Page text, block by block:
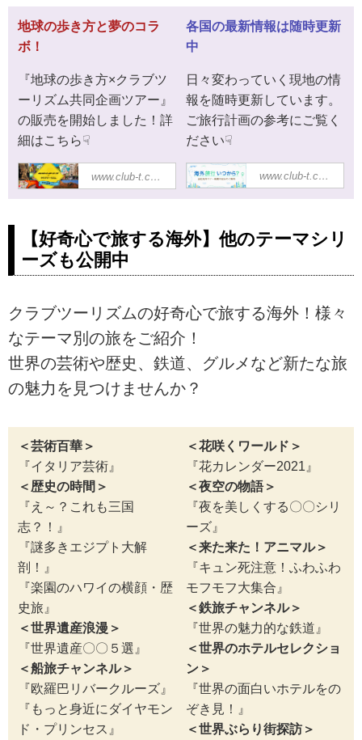
ツアー情報から観光地の情報を
発信いたします！
クラブツーリズムでは、海外ツア
ーの販売を再開しました！お待た
せいたしました。渡航が可能にな
す。
地球の歩き方と夢のコラ
ボ！
『地球の歩き方×クラブツ
ーリズム共同企画ツアー』
の販売を開始しました！詳
細はこちら☟
地球の歩き方×ク
ラブツーリズム
外ツアー│クラ
ブツーリズム
クラブツーリズム
ボ企画『地球の歩
き方×クラブツー
リズム共同企画ツ
アー』海外ツアー
のご案内。個人で
は訪れることが難
しいスポットや歴
ざる聖地めぐりな
ど、ひと味違った
旅をご案内しま
す。『地球の歩き
方×クラブツーリ
ズム共同企画ツア
ー』で新しい旅を
か？
www.club-t.com
各国の最新情報は随時更新
中
日々変わっていく現地の情
報を随時更新しています。
ご旅行計画の参考にご覧く
ださい☟
海外旅行いつか
ら行ける？海外
ツーリズム
海外旅行はいつか
安心して海外旅行
を楽しめる日を期
www.club-t.com
【好奇心で旅する海外】他のテーマシリ
ーズも公開中
クラブツーリズムの好奇心で旅する海外！様々
なテーマ別の旅をご紹介！
世界の芸術や歴史、鉄道、グルメなど新たな旅
の魅力を見つけませんか？
＜芸術百華＞
『イタリア芸術』
＜歴史の時間＞
『え～？これも三国
志？！』
『謎多きエジプト大解
剖！』
『楽園のハワイの横顔・歴
史旅』
＜世界遺産浪漫＞
『世界遺産〇〇５選』
＜船旅チャンネル＞
『欧羅巴リバークルーズ』
『もっと身近にダイヤモン
ド・プリンセス』
＜花咲くワールド＞
『花カレンダー2021』
＜夜空の物語＞
『夜を美しくする〇〇シリ
ーズ』
＜来た来た！アニマル＞
『キュン死注意！ふわふわ
モフモフ大集合』
＜鉄旅チャンネル＞
『世界の魅力的な鉄道』
＜世界のホテルセレクショ
ン＞
『世界の面白いホテルをの
ぞき見！』
＜世界ぶらり街探訪＞